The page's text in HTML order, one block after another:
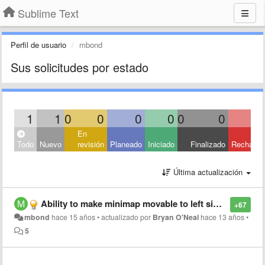
Sublime Text
Perfil de usuario mbond
Sus solicitudes por estado
1 1 0 0 0 0 0 0
Todo Nuevo
En
revisión Planeado Iniciado Finalizado
Última actualización
+67
Ability to make minimap movable to left side of screen
mbond hace 15 años•actualizado por Bryan O'Neal hace 13 años•
5